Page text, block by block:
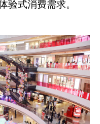
验式消费需求。